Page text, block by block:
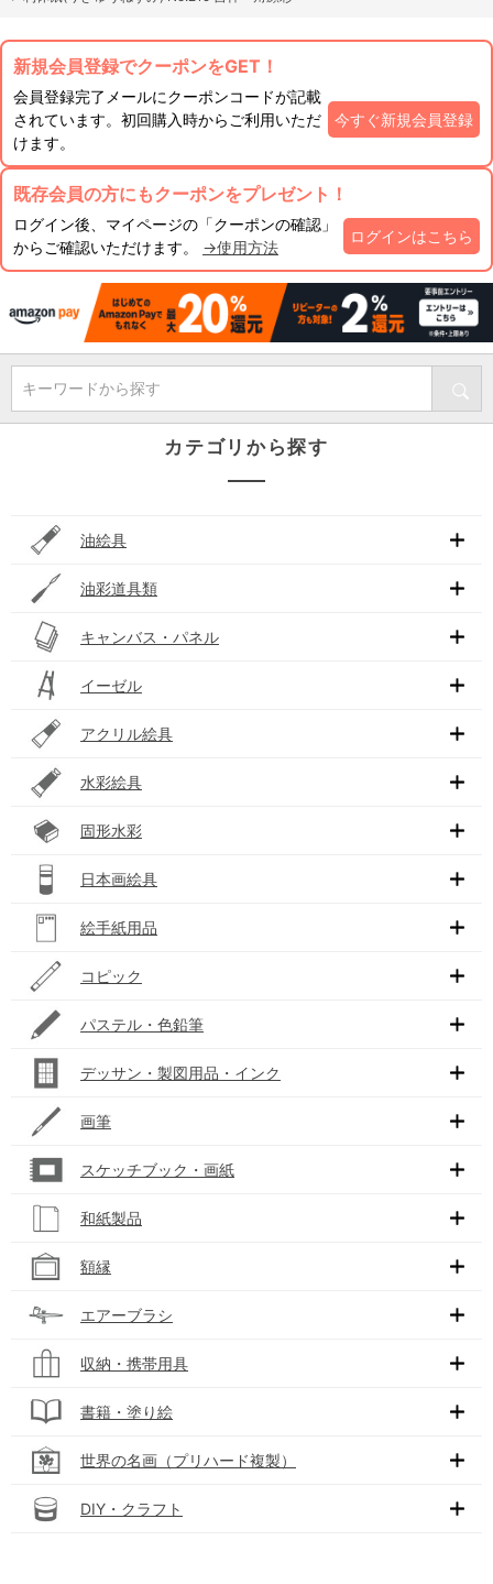
新規会員登録でクーポンをGET！
会員登録完了メールにクーポンコードが記載
されています。初回購入時からご利用いただ
けます。
今すぐ新規会員登録
既存会員の方にもクーポンをプレゼント！
ログイン後、マイページの「クーポンの確認」
からご確認いただけます。 →使用方法
ログインはこちら
キーワードから探す
カテゴリから探す
油絵具
油彩道具類
キャンバス・パネル
イーゼル
アクリル絵具
水彩絵具
固形水彩
日本画絵具
絵手紙用品
コピック
パステル・色鉛筆
デッサン・製図用品・インク
画筆
スケッチブック・画紙
和紙製品
額縁
エアーブラシ
収納・携帯用具
書籍・塗り絵
世界の名画（プリハード複製）
DIY・クラフト